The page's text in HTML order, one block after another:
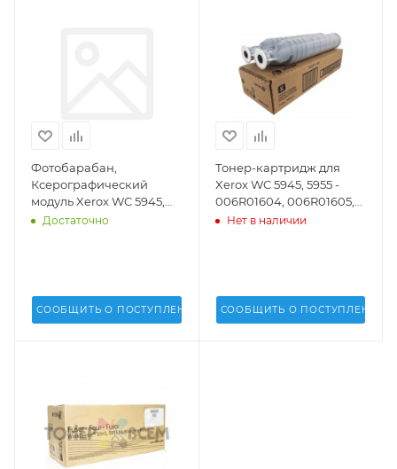
Фотобарабан,
Ксерографический
модуль Xerox WC 5945,
5955 B8045, 8055, 8065,
Достаточно
СООБЩИТЬ О ПОСТУПЛЕНИИ
Тонер-картридж для
Xerox WC 5945, 5955 -
006R01604, 006R01605,
006R01606
Нет в наличии
СООБЩИТЬ О ПОСТУПЛЕНИИ